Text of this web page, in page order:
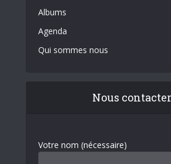
Albums
Agenda
Qui sommes nous
Nous contacter
Votre nom (nécessaire)